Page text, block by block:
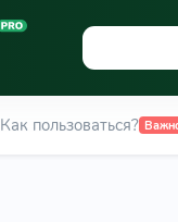
Как пользоваться?